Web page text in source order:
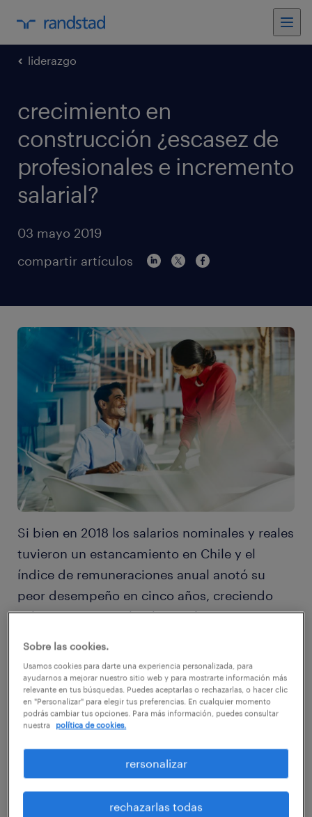
liderazgo
crecimiento en
construcción ¿escasez de
profesionales e incremento
salarial?
03 mayo 2019
compartir artículos
Si bien en 2018 los salarios nominales y reales
tuvieron un estancamiento en Chile y el
índice de remuneraciones anual anotó su
peor desempeño en cinco años, creciendo
solo 1,2%; ya se vislumbra qué sectores
mejoren.
Uno de ellos es Construcción, un rubro que
[1], debido a la activación de grandes
proyectos de infraestructura y a una industria
inmobiliaria que se mantendrá dinámica, lo
Sobre las cookies.
Usamos cookies para darte una experiencia personalizada, para
ayudarnos a mejorar nuestro sitio web y para mostrarte información más
relevante en tus búsquedas. Puedes aceptarlas o rechazarlas, o hacer clic
en "Personalizar" para elegir tus preferencias. En cualquier momento
podrás cambiar tus opciones. Para más información, puedes consultar
nuestra
política de cookies.
rersonalizar
rechazarlas todas